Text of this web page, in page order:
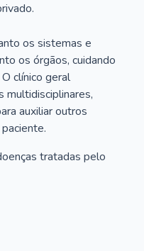
os sistemas e
os órgãos, cuidando
clínico geral
multidisciplinares,
auxiliar outros
tratadas pelo